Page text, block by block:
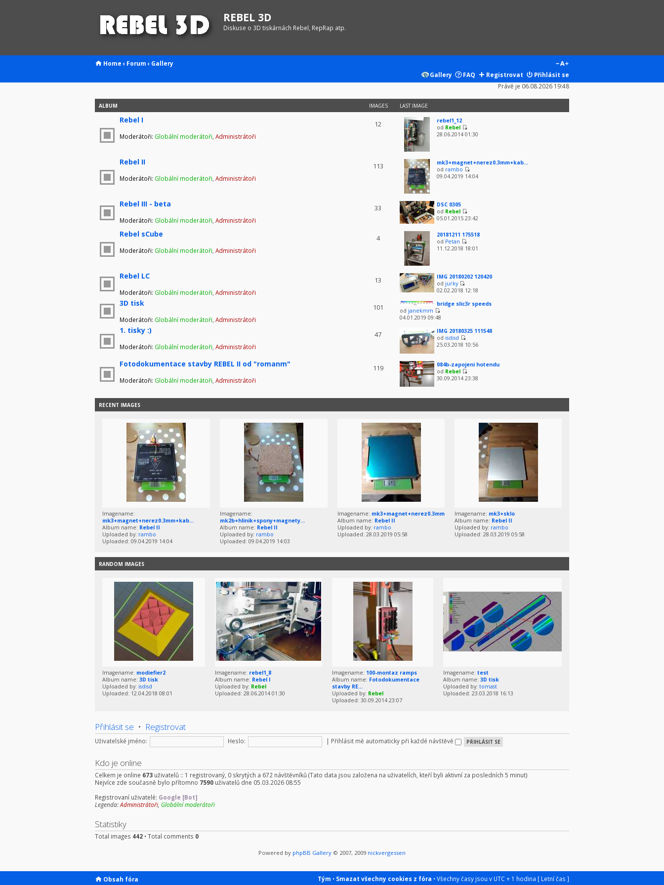
REBEL 3D
Diskuse o 3D tiskárnách Rebel, RepRap atp.
Home ‹ Forum ‹ Gallery
Gallery
FAQ Registrovat
Přihlásit se
Právě je 06.08.2026 19:48
ALBUM IMAGES LAST IMAGE
Rebel I
Moderátoři: Globální moderátoři Administrátoři
12
rebel1_12
od Rebel
28.06.2014 01:30
Rebel II
Moderátoři: Globální moderátoři Administrátoři
113
mk3+magnet+nerez0.3mm+kab...
od rambo
09.04.2019 14:04
Rebel III - beta
Moderátoři: Globální moderátoři Administrátoři
33
DSC 0305
od Rebel
05.01.2015 23:42
Rebel sCube
Moderátoři: Globální moderátoři Administrátoři
4
20181211 175518
od Petan
11.12.2018 18:01
Rebel LC
Moderátoři: Globální moderátoři Administrátoři
13
IMG 20180202 120420
od jurky
02.02.2018 12:18
3D tisk
Moderátoři: Globální moderátoři Administrátoři
101
bridge slic3r speeds
od janekmm
04.01.2019 09:48
1. tisky :)
Moderátoři: Globální moderátoři Administrátoři
47
IMG 20180325 111548
od isdisd
25.03.2018 10:56
Fotodokumentace stavby REBEL II od "romanm"
Moderátoři: Globální moderátoři Administrátoři
119
084b-zapojeni hotendu
od Rebel
30.09.2014 23:38
RECENT IMAGES
Imagename:
mk3+magnet+nerez0.3mm+kab...
Album name: Rebel II
Uploaded by: rambo
Uploaded: 09.04.2019 14:04
Imagename:
mk2b+hlinik+spony+magnety...
Album name: Rebel II
Uploaded by: rambo
Uploaded: 09.04.2019 14:03
Imagename: mk3+magnet+nerez0.3mm
Album name: Rebel II
Uploaded by: rambo
Uploaded: 28.03.2019 05:58
Imagename: mk3+sklo
Album name: Rebel II
Uploaded by: rambo
Uploaded: 28.03.2019 05:58
RANDOM IMAGES
Imagename: modiefier2
Album name: 3D tisk
Uploaded by: isdisd
Uploaded: 12.04.2018 08:01
Imagename: rebel1_8
Album name: Rebel I
Uploaded by: Rebel
Uploaded: 28.06.2014 01:30
Imagename: 100-montaz ramps
Album name: Fotodokumentace
stavby RE...
Uploaded by: Rebel
Uploaded: 30.09.2014 23:07
Imagename: test
Album name: 3D tisk
Uploaded by: tomast
Uploaded: 23.03.2018 16:13
Přihlásit se • Registrovat
Uživatelské jméno: Heslo: | Přihlásit mě automaticky při každé návštěvě
Kdo je online
Celkem je online 673 uživatelů :: 1 registrovaný, 0 skrytých a 672 návštěvníků (Tato data jsou založena na uživatelích, kteří byli aktivní za posledních 5 minut)
Nejvíce zde současně bylo přítomno 7590 uživatelů dne 05.03.2026 08:55
Registrovaní uživatelé: Google [Bot]
Legenda:Administrátoři Globální moderátoři
Statistiky
Total images 442 • Total comments 0
Powered by phpBB Gallery © 2007, 2009 nickvergessen
Obsah fóra Tým • Smazat všechny cookies z fóra • Všechny časy jsou v UTC + 1 hodina [ Letní čas ]